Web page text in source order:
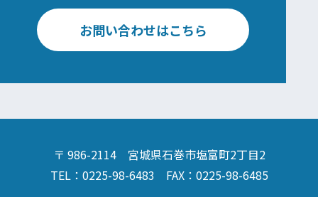
お問い合わせはこちら
〒 986-2114 宮城県石巻市塩富町2丁目2
TEL：0225-98-6483 FAX：0225-98-6485